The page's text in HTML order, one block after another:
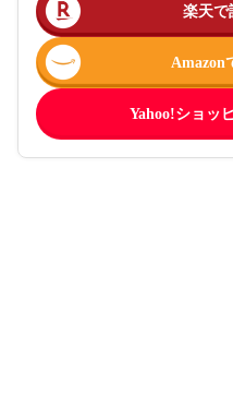
楽天で
Amazon
Yahoo!ショッ